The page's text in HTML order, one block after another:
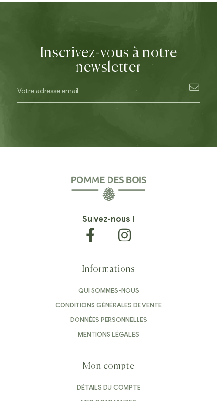
Inscrivez-vous à notre
newsletter
Suivez-nous !
Informations
QUI SOMMES-NOUS
CONDITIONS GÉNÉRALES DE VENTE
DONNÉES PERSONNELLES
MENTIONS LÉGALES
Mon compte
DÉTAILS DU COMPTE